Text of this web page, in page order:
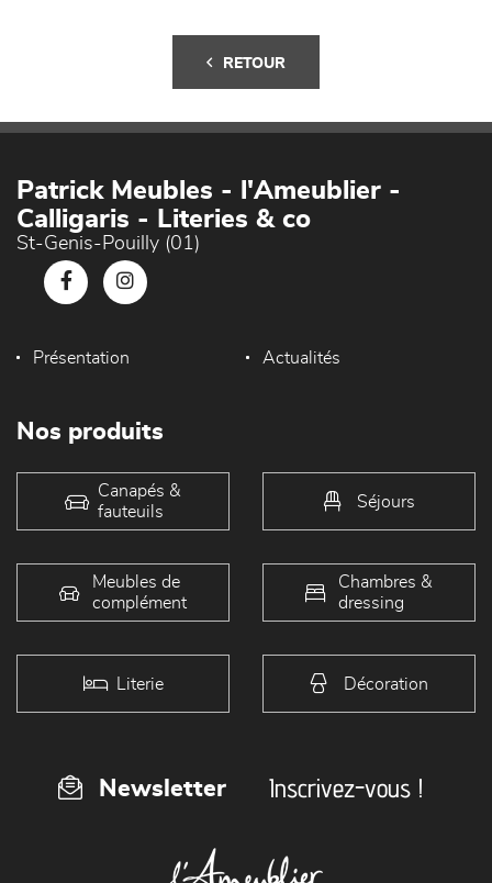
RETOUR
Patrick Meubles - l'Ameublier -
Calligaris - Literies & co
St-Genis-Pouilly (01)
Présentation Actualités
Nos produits
Canapés &
fauteuils
Séjours
Meubles de
complément
Chambres &
dressing
Literie Décoration
Newsletter Inscrivez-vous !